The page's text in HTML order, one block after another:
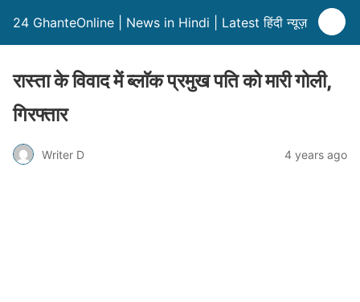
24 GhanteOnline | News in Hindi | Latest हिंदी न्यूज़
रास्ता के विवाद में ब्लाॅक प्रमुख पति को मारी गोली,
गिरफ्तार
Writer D 4 years ago